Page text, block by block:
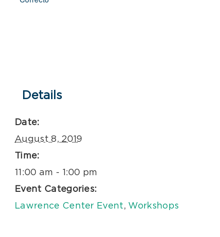
Details
Date:
August 8, 2019
Time:
11:00 am - 1:00 pm
Event Categories:
Lawrence Center Event, Workshops